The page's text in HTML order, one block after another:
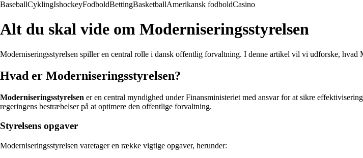
BaseballCyklingIshockeyFodboldBettingBasketballAmerikansk fodboldCasino
Alt du skal vide om Moderniseringsstyrelsen
Moderniseringsstyrelsen spiller en central rolle i dansk offentlig forvaltning. I denne artikel vil vi udforske, hvad
Hvad er Moderniseringsstyrelsen?
Moderniseringsstyrelsen er en central myndighed under Finansministeriet med ansvar for at sikre
regeringens bestræbelser på at optimere den offentlige forvaltning.
Styrelsens opgaver
Moderniseringsstyrelsen varetager en række vigtige opgaver, herunder: